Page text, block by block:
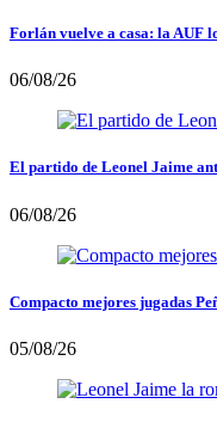
Forlán vuelve a casa: la AUF
06/08/26
El partido de Leonel Jaime
06/08/26
Compacto mejores jugadas
05/08/26